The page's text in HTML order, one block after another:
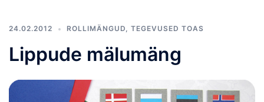
24.02.2012 ROLLIMÄNGUD, TEGEVUSED TOAS
Lippude mälumäng